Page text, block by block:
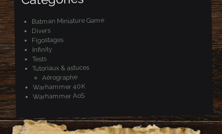
Batman Miniature Game
Divers
Figostages
Infinity
Tests
Tutoriaux & astuces
Aérographe
Warhammer 40K
Warhammer AoS